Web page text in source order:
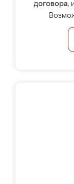
договора,